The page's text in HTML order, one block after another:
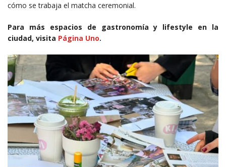
cómo se trabaja el matcha ceremonial.
Para más espacios de gastronomía y lifestyle en la
ciudad, visita Página Uno.